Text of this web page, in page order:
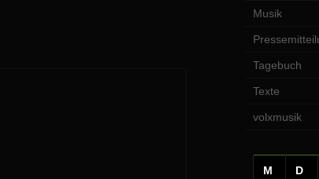
Musik
Tagebuch
Texte
volxmusik
M
D